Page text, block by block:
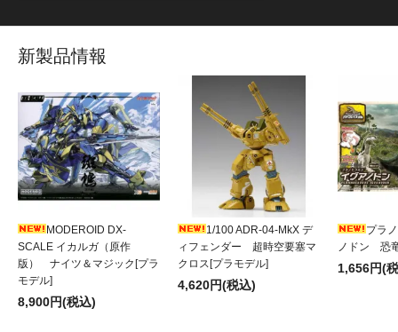
新製品情報
MODEROID DX-
SCALE イカルガ（原作
版） ナイツ＆マジック[プラ
モデル]
8,900円(税込)
1/100 ADR-04-MkX デ
ィフェンダー 超時空要塞マ
クロス[プラモデル]
4,620円(税込)
プラ
ノドン 恐
1,656円(